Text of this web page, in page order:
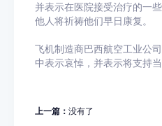
并表示在医院接受治疗的一
他人将祈祷他们早日康复。
飞机制造商巴西航空工业公
中表示哀悼，并表示将支持当
上一篇： 没有了